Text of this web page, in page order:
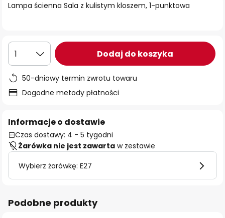
Lampa ścienna Sala z kulistym kloszem, 1-punktowa
1 Dodaj do koszyka
50-dniowy termin zwrotu towaru
Dogodne metody płatności
Informacje o dostawie
Czas dostawy: 4 - 5 tygodni
Żarówka nie jest zawarta w zestawie
Wybierz żarówkę: E27
Podobne produkty